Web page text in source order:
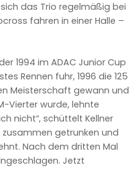
das Trio regelmäßig bei
fahren in einer Halle –
1994 im ADAC Junior Cup
Rennen fuhr, 1996 die 125
Meisterschaft gewann und
Vierter wurde, lehnte
nicht“, schüttelt Kellner
zusammen getrunken und
Nach dem dritten Mal
Jetzt